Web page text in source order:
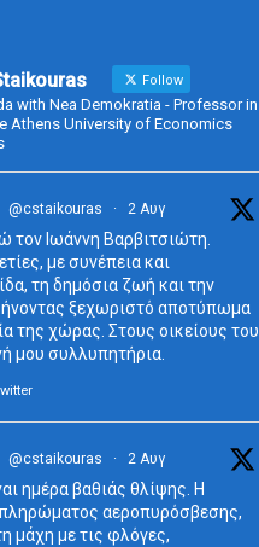
Follow
with Nea Demokratia - Professor in
Athens University of Economics
@cstaikouras · 2 Αυγ
τον Ιωάννη Βαρβιτσιώτη.
με συνέπεια και
τη δημόσια ζωή και την
ξεχωριστό αποτύπωμα
της χώρας. Στους οικείους του
μου συλλυπητήρια.
@cstaikouras · 2 Αυγ
ημέρα βαθιάς θλίψης. Η
αεροπυρόσβεσης,
μάχη με τις φλόγες,